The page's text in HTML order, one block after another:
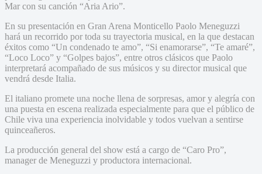
Mar con su canción “Aria Ario”.
En su presentación en Gran Arena Monticello Paolo Meneguzzi
hará un recorrido por toda su trayectoria musical, en la que destacan
éxitos como “Un condenado te amo”, “Si enamorarse”, “Te amaré”,
“Loco Loco” y “Golpes bajos”, entre otros clásicos que Paolo
interpretará acompañado de sus músicos y su director musical que
vendrá desde Italia.
El italiano promete una noche llena de sorpresas, amor y alegría con
una puesta en escena realizada especialmente para que el público de
Chile viva una experiencia inolvidable y todos vuelvan a sentirse
quinceañeros.
La producción general del show está a cargo de “Caro Pro”,
manager de Meneguzzi y productora internacional.